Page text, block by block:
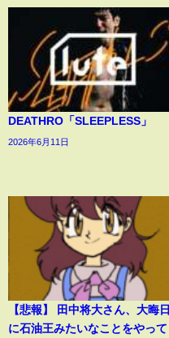
DEATHRO「SLEEPLESS」
2026年6月11日
【悲報】 田中将大さん、大晦日
に石油王みたいなことをやって